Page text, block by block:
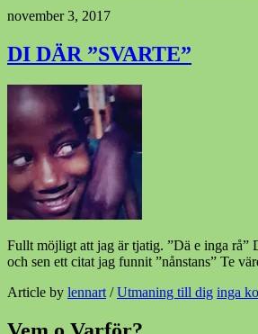
november 3, 2017
DI DÄR ”SVARTE”
Fullt möjligt att jag är tjatig. ”Dä e inga rå”
och sen ett citat jag funnit ”nånstans” Te
Article by lennart /Utmaning till dig inga